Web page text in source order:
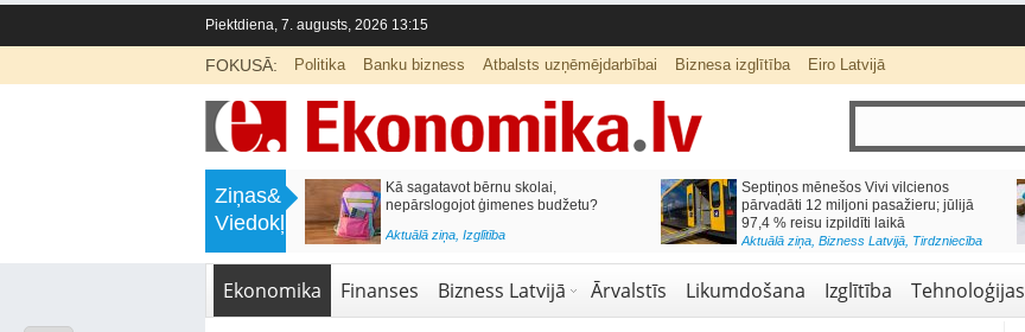
Piektdiena, 7. augusts, 2026 13:15
FOKUSĀ: Politika Banku bizness Atbalsts uzņēmējdarbībai Biznesa izglītība Eiro Latvijā
Ziņas&
Viedokļi
Labklājības ministrija rosina reformēt
un būtiski uzlabot vecāku pabalstu
Kā sagatavot bērnu skolai,
nepārslogojot ģimenes budžetu?
Aktuālā ziņa, Izglītība
Septiņos mēnešos Vivi vilcienos
pārvadāti 12 miljoni pasažieru; jūlijā
97,4 % reisu izpildīti laikā
Aktuālā ziņa, Bizness Latvijā, Tirdzniecība
Ekonomika Finanses Bizness Latvijā Ārvalstīs Likumdošana Izglītība Tehnoloģijas